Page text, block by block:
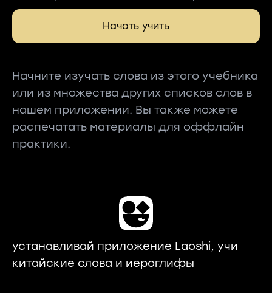
Начать учить
Начните изучать слова из этого учебника
или из множества других списков слов в
нашем приложении. Вы также можете
распечатать материалы для оффлайн
практики.
устанавливай приложение Laoshi, учи
китайские слова и иероглифы